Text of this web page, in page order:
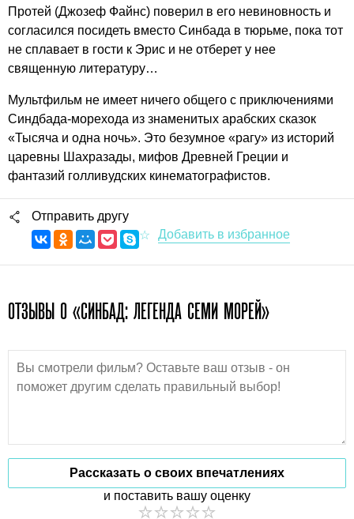
Протей (Джозеф Файнс) поверил в его невиновность и
согласился посидеть вместо Синбада в тюрьме, пока тот
не сплавает в гости к Эрис и не отберет у нее
священную литературу…
Мультфильм не имеет ничего общего с приключениями
Синдбада-морехода из знаменитых арабских сказок
«Тысяча и одна ночь». Это безумное «рагу» из историй
царевны Шахразады, мифов Древней Греции и
фантазий голливудских кинематографистов.
Отправить другу
ОТЗЫВЫ О «СИНБАД: ЛЕГЕНДА СЕМИ МОРЕЙ»
Рассказать о своих впечатлениях
и поставить вашу оценку